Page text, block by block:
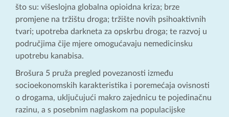
što su: višeslojna globalna opioidna kriza; brze
promjene na tržištu droga; tržište novih psihoaktivnih
tvari; upotreba darkneta za opskrbu droga; te razvoj u
područjima čije mjere omogućavaju nemedicinsku
upotrebu kanabisa.
Brošura 5 pruža pregled povezanosti između
socioekonomskih karakteristika i poremećaja ovisnosti
o drogama, uključujući makro zajednicu te pojedinačnu
razinu, a s posebnim naglaskom na populacijske